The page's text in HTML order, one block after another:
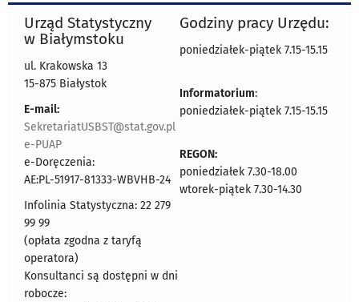
Urząd Statystyczny
w Białymstoku
ul. Krakowska 13
15-875 Białystok
E-mail:
SekretariatUSBST@stat.gov.pl
e-PUAP
e-Doręczenia:
AE:PL-51917-81333-WBVHB-24
Infolinia Statystyczna: 22 279
99 99
(opłata zgodna z taryfą
operatora)
Konsultanci są dostępni w dni
robocze:
Godziny pracy Urzędu:
poniedziałek-piątek 7.15-15.15
Informatorium:
poniedziałek-piątek 7.15-15.15
REGON:
poniedziałek 7.30-18.00
wtorek-piątek 7.30-14.30